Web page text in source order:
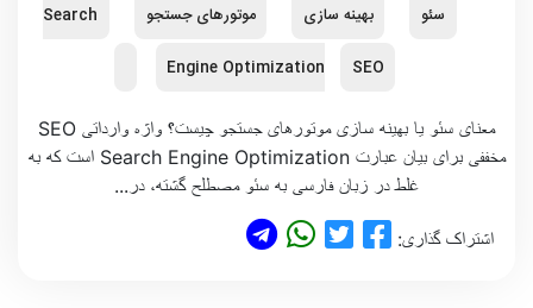
سئو بهینه سازی موتورهای جستجو
Search
Engine Optimization
SEO
معنای سئو یا بهینه سازی موتورهای جستجو چیست؟ واژه وارداتی SEO
مخففی برای بیان عبارت Search Engine Optimization است که به
غلط در زبان فارسی به سئو مصطلح گشته، در...
اشتراک گذاری: